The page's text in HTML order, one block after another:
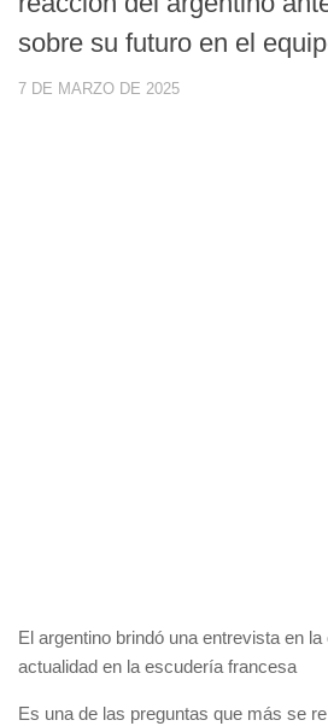
sobre su futuro en el
7 DE MARZO DE 2025
El argentino brindó una entrevista en
actualidad en la escudería francesa
Es una de las preguntas que más se